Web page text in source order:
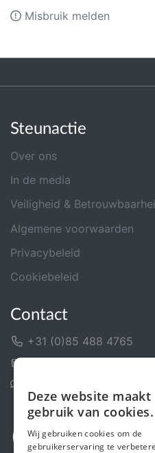
Misbruik melden
Steunactie
Over ons
In de media
Veiligheid &
Algemene voorwaarden
Privacybeleid
Cookiebeleid
Contact
+31 (0)85 488 4765
Deze website maakt
gebruik van cookies.
Wij gebruiken cookies om de
gebruikerservaring te